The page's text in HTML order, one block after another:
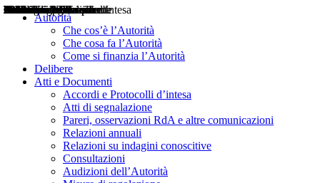
Autorità
Che cos’è l’Autorità
Che cosa fa l’Autorità
Come si finanzia l’Autorità
Delibere
Atti e Documenti
Accordi e Protocolli d’intesa
Atti di segnalazione
Pareri, osservazioni RdA e altre comunicazioni
Relazioni annuali
Relazioni su indagini conoscitive
Consultazioni
Audizioni dell’Autorità
Delibere
Pareri
Consultazioni
Audizioni
Atti di Segnalazione
Accordi e Protocolli d'Intesa
Relazioni annuali
Misure di regolazione
Notizie
Comunicati Stampa
Bollettini ART
Convegni ART
Interviste del Presidente
Articoli in primo piano
Interventi del Presidente
2004
2005
2010
2013
2014
2015
2016
2017
2018
2019
202
2020
2021
2022
2023
2024
2025
2026
Aereo
Marittimo
Terrestre